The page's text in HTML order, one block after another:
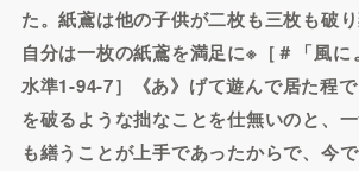
た。紙鳶は他の子供が二枚も三枚も破
自分は一枚の紙鳶を満足に※［＃「風に
水準1-94-7］《あ》げて遊んで居た程
を破るような拙なことを仕無いのと、
も繕うことが上手であったからで、今